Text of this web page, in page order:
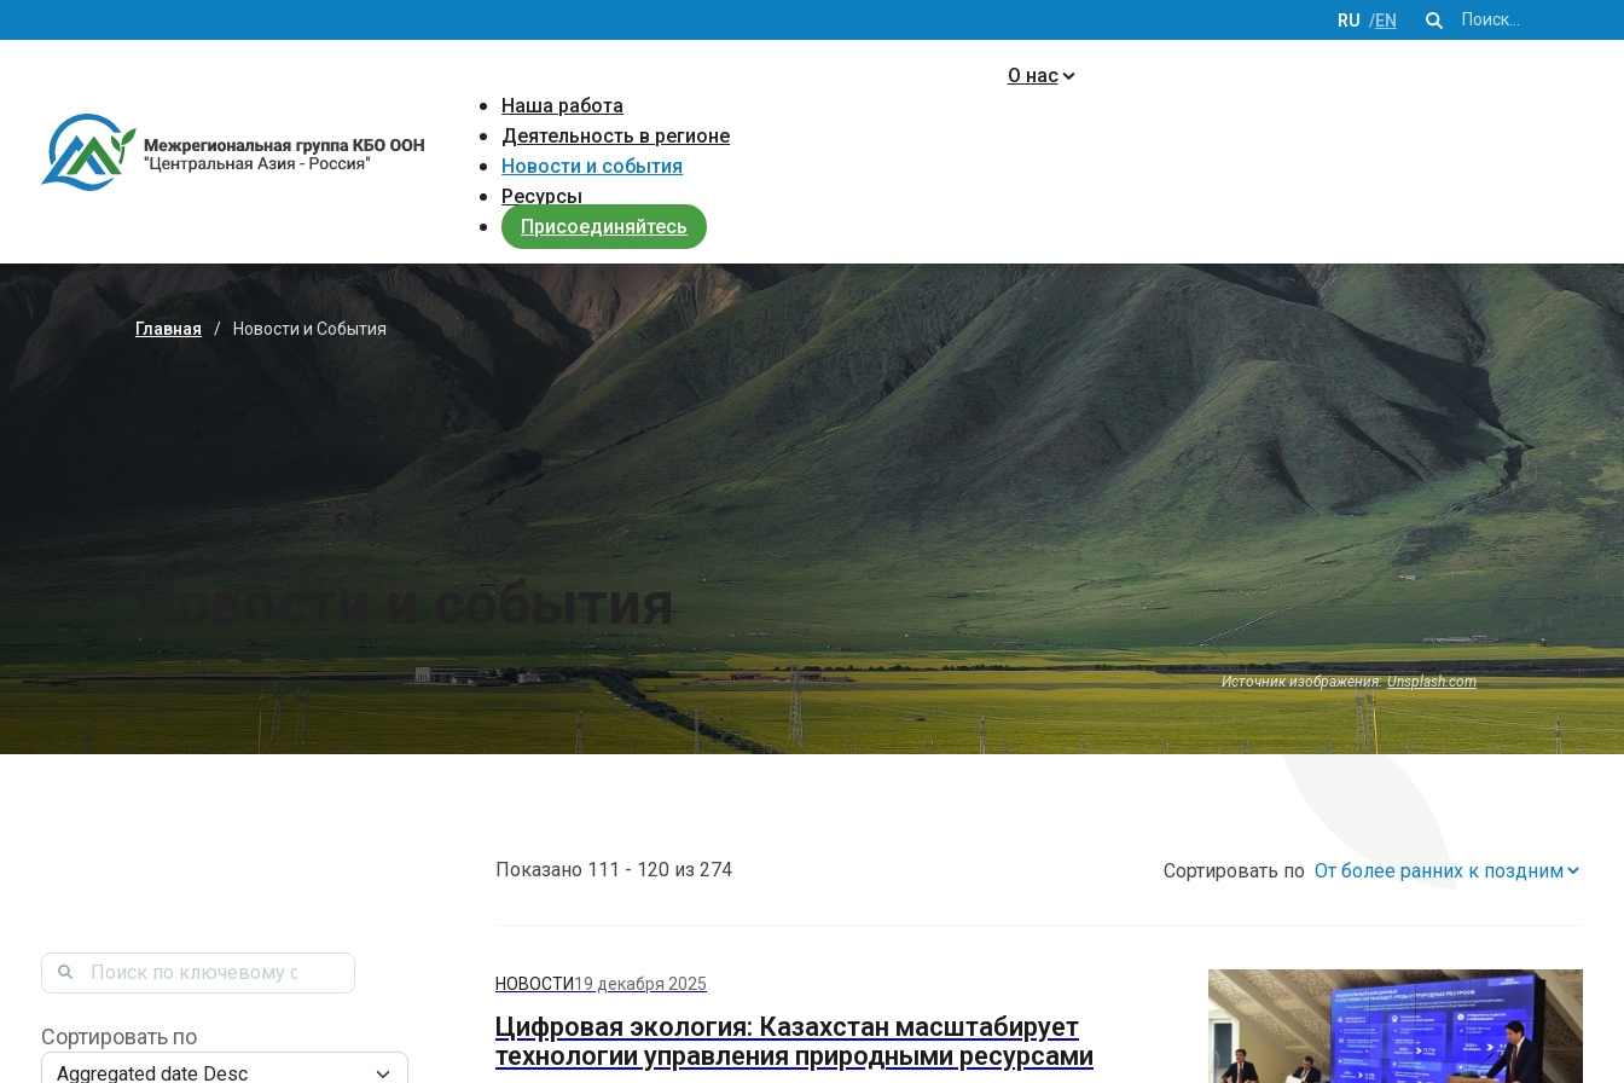
О нас
Наша работа
Деятельность в регионе
Новости и cобытия
Ресурсы
Присоединяйтесь
Поиск
RU EN
Строка навигации
Главная Новости и События
Новости и события
Источник изображения: Unsplash.com
Fulltext search
Сортировать по
Показано 111 - 120 из 274 Сортировать по
НОВОСТИ19 декабря 2025
Цифровая экология: Казахстан масштабирует
технологии управления природными ресурсами